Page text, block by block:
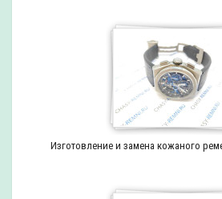
Изготовление и замена кожаного